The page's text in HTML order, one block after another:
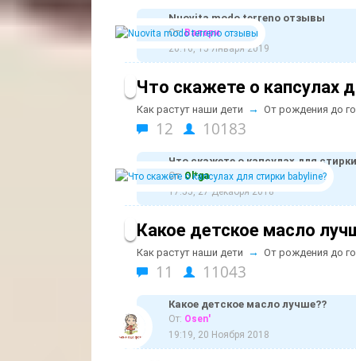
Nuovita modo terreno отзывы
От: Валери
20:16, 15 Января 2019
Что скажете о капсулах
Как растут наши дети → От рождения до
12 10183
Что скажете о капсулах для
От: Ol*ga
17:55, 27 Декабря 2018
Какое детское масло
Как растут наши дети → От рождения до
11 11043
Какое детское масло лучше??
От: Osen'
19:19, 20 Ноября 2018